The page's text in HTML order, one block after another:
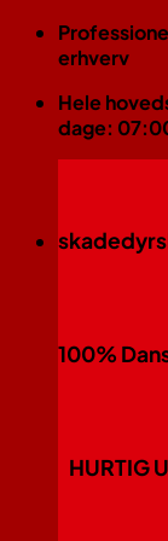
Fortsæt
erhverv
Hele
dage:
100%
HURTIG